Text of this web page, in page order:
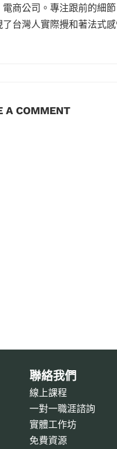
商公司。專注跟前的細
台灣人實際攪和著法式
A COMMENT
聯絡我們
線上課程
一對一職涯諮詢
實體工作坊
免費資源